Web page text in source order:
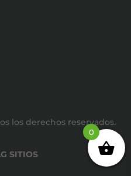
los derechos reservados.
SITIOS
0